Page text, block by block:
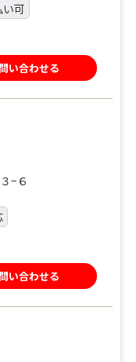
可
問い合わせる
−６
問い合わせる